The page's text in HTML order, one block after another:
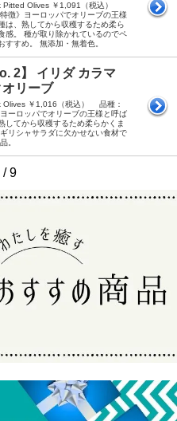
Pitted Olives ￥1,091（税込）
徴》ヨーロッパでオリーブの王様
は、熟してから収穫するため柔ら
感。 種が取り除かれているのでペ
すすめ。 無添加・無着色。
2】 イリダ カラマ
リーブ
Olives ￥1,016（税込） 品種：
ーロッパでオリーブの王様と呼ば
してから収穫するため柔らかくま
リシャサラダに欠かせない食材で
。
/ 9